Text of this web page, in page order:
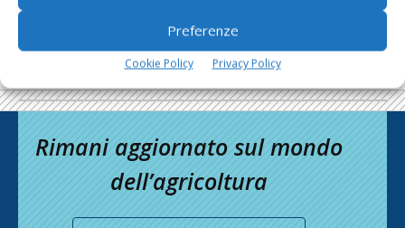
Preferenze
Cookie Policy Privacy Policy
Rimani aggiornato sul mondo
dell’agricoltura